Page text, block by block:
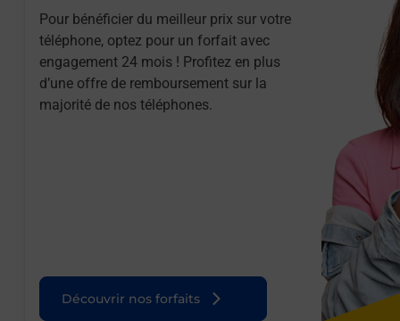
Pour bénéficier du meilleur prix sur votre
téléphone, optez pour un forfait avec
engagement 24 mois ! Profitez en plus
d’une offre de remboursement sur la
majorité de nos téléphones.
Découvrir nos forfaits